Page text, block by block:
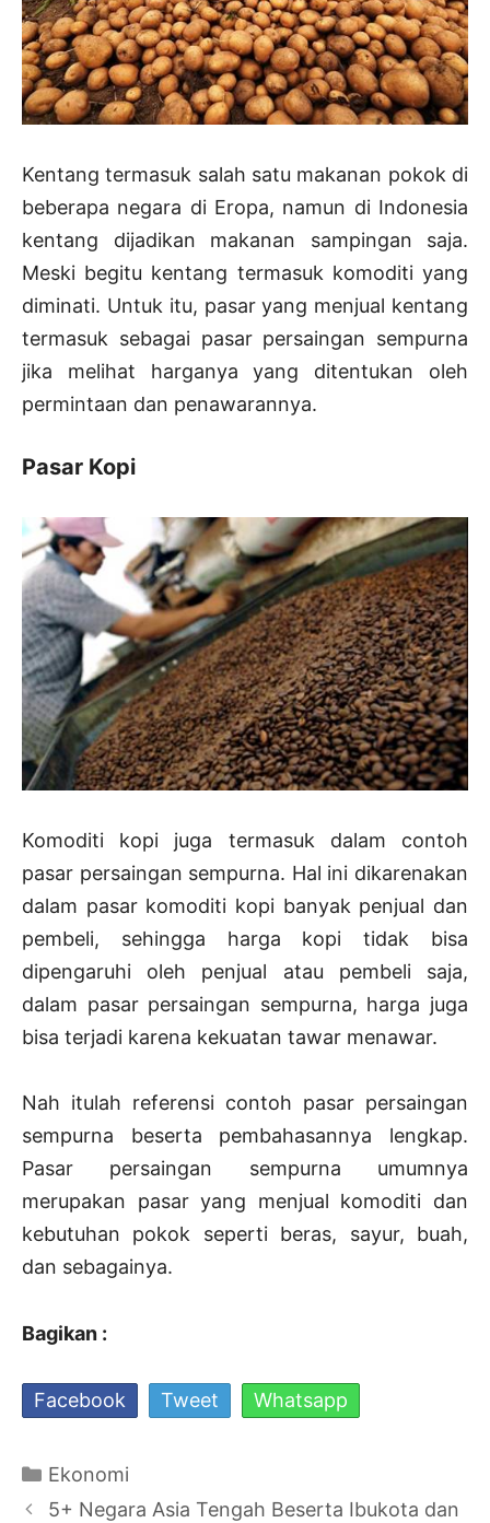
Kentang termasuk salah satu makanan pokok di
beberapa negara di Eropa, namun di Indonesia
kentang dijadikan makanan sampingan saja.
Meski begitu kentang termasuk komoditi yang
diminati. Untuk itu, pasar yang menjual kentang
termasuk sebagai pasar persaingan sempurna
jika melihat harganya yang ditentukan oleh
permintaan dan penawarannya.
Pasar Kopi
Komoditi kopi juga termasuk dalam contoh
pasar persaingan sempurna. Hal ini dikarenakan
dalam pasar komoditi kopi banyak penjual dan
pembeli, sehingga harga kopi tidak bisa
dipengaruhi oleh penjual atau pembeli saja,
dalam pasar persaingan sempurna, harga juga
bisa terjadi karena kekuatan tawar menawar.
Nah itulah referensi contoh pasar persaingan
sempurna beserta pembahasannya lengkap.
Pasar persaingan sempurna umumnya
merupakan pasar yang menjual komoditi dan
kebutuhan pokok seperti beras, sayur, buah,
dan sebagainya.
Bagikan :
Facebook Tweet Whatsapp
Kategori
Ekonomi
Navigasi
5+ Negara Asia Tengah Beserta Ibukota dan